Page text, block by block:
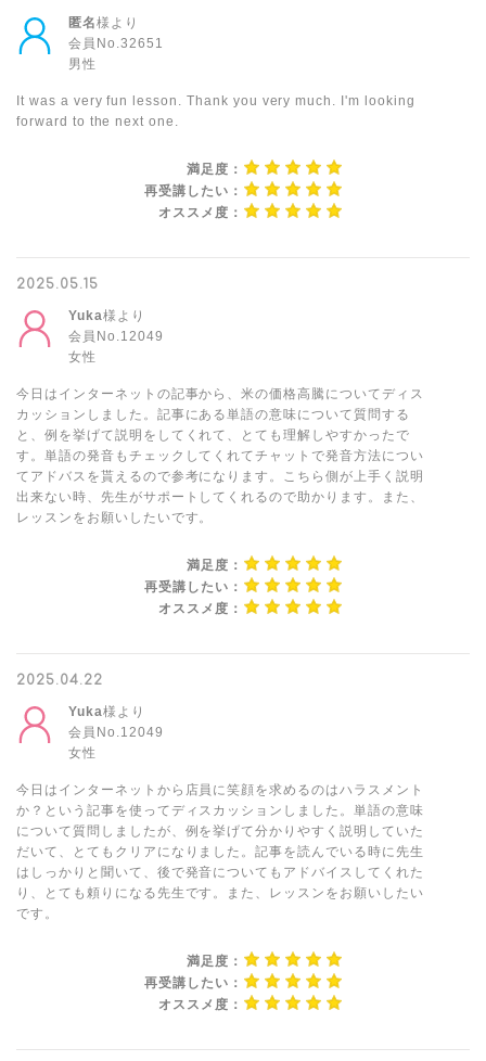
匿名様より
会員No.32651
男性
It was a very fun lesson. Thank you very much. I'm looking
forward to the next one.
満足度：
再受講したい：
オススメ度：
2025.05.15
Yuka様より
会員No.12049
女性
今日はインターネットの記事から、米の価格高騰についてディス
カッションしました。記事にある単語の意味について質問する
と、例を挙げて説明をしてくれて、とても理解しやすかったで
す。単語の発音もチェックしてくれてチャットで発音方法につい
てアドバスを貰えるので参考になります。こちら側が上手く説明
出来ない時、先生がサポートしてくれるので助かります。また、
レッスンをお願いしたいです。
満足度：
再受講したい：
オススメ度：
2025.04.22
Yuka様より
会員No.12049
女性
今日はインターネットから店員に笑顔を求めるのはハラスメント
か？という記事を使ってディスカッションしました。単語の意味
について質問しましたが、例を挙げて分かりやすく説明していた
だいて、とてもクリアになりました。記事を読んでいる時に先生
はしっかりと聞いて、後で発音についてもアドバイスしてくれた
り、とても頼りになる先生です。また、レッスンをお願いしたい
です。
満足度：
再受講したい：
オススメ度：